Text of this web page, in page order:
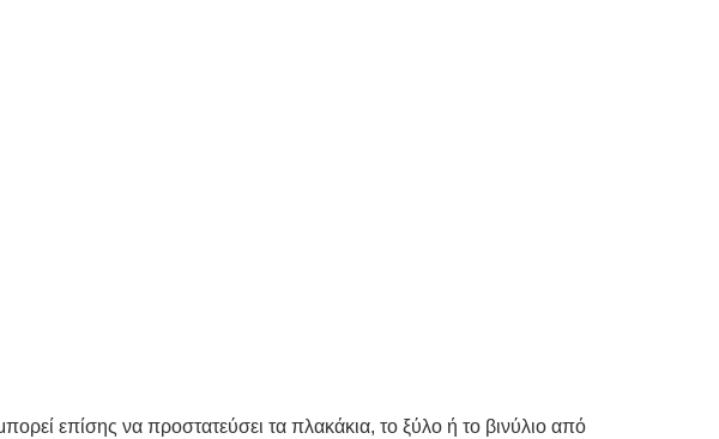
επίσης να προστατεύσει τα πλακάκια, το ξύλο ή το βινύλιο από